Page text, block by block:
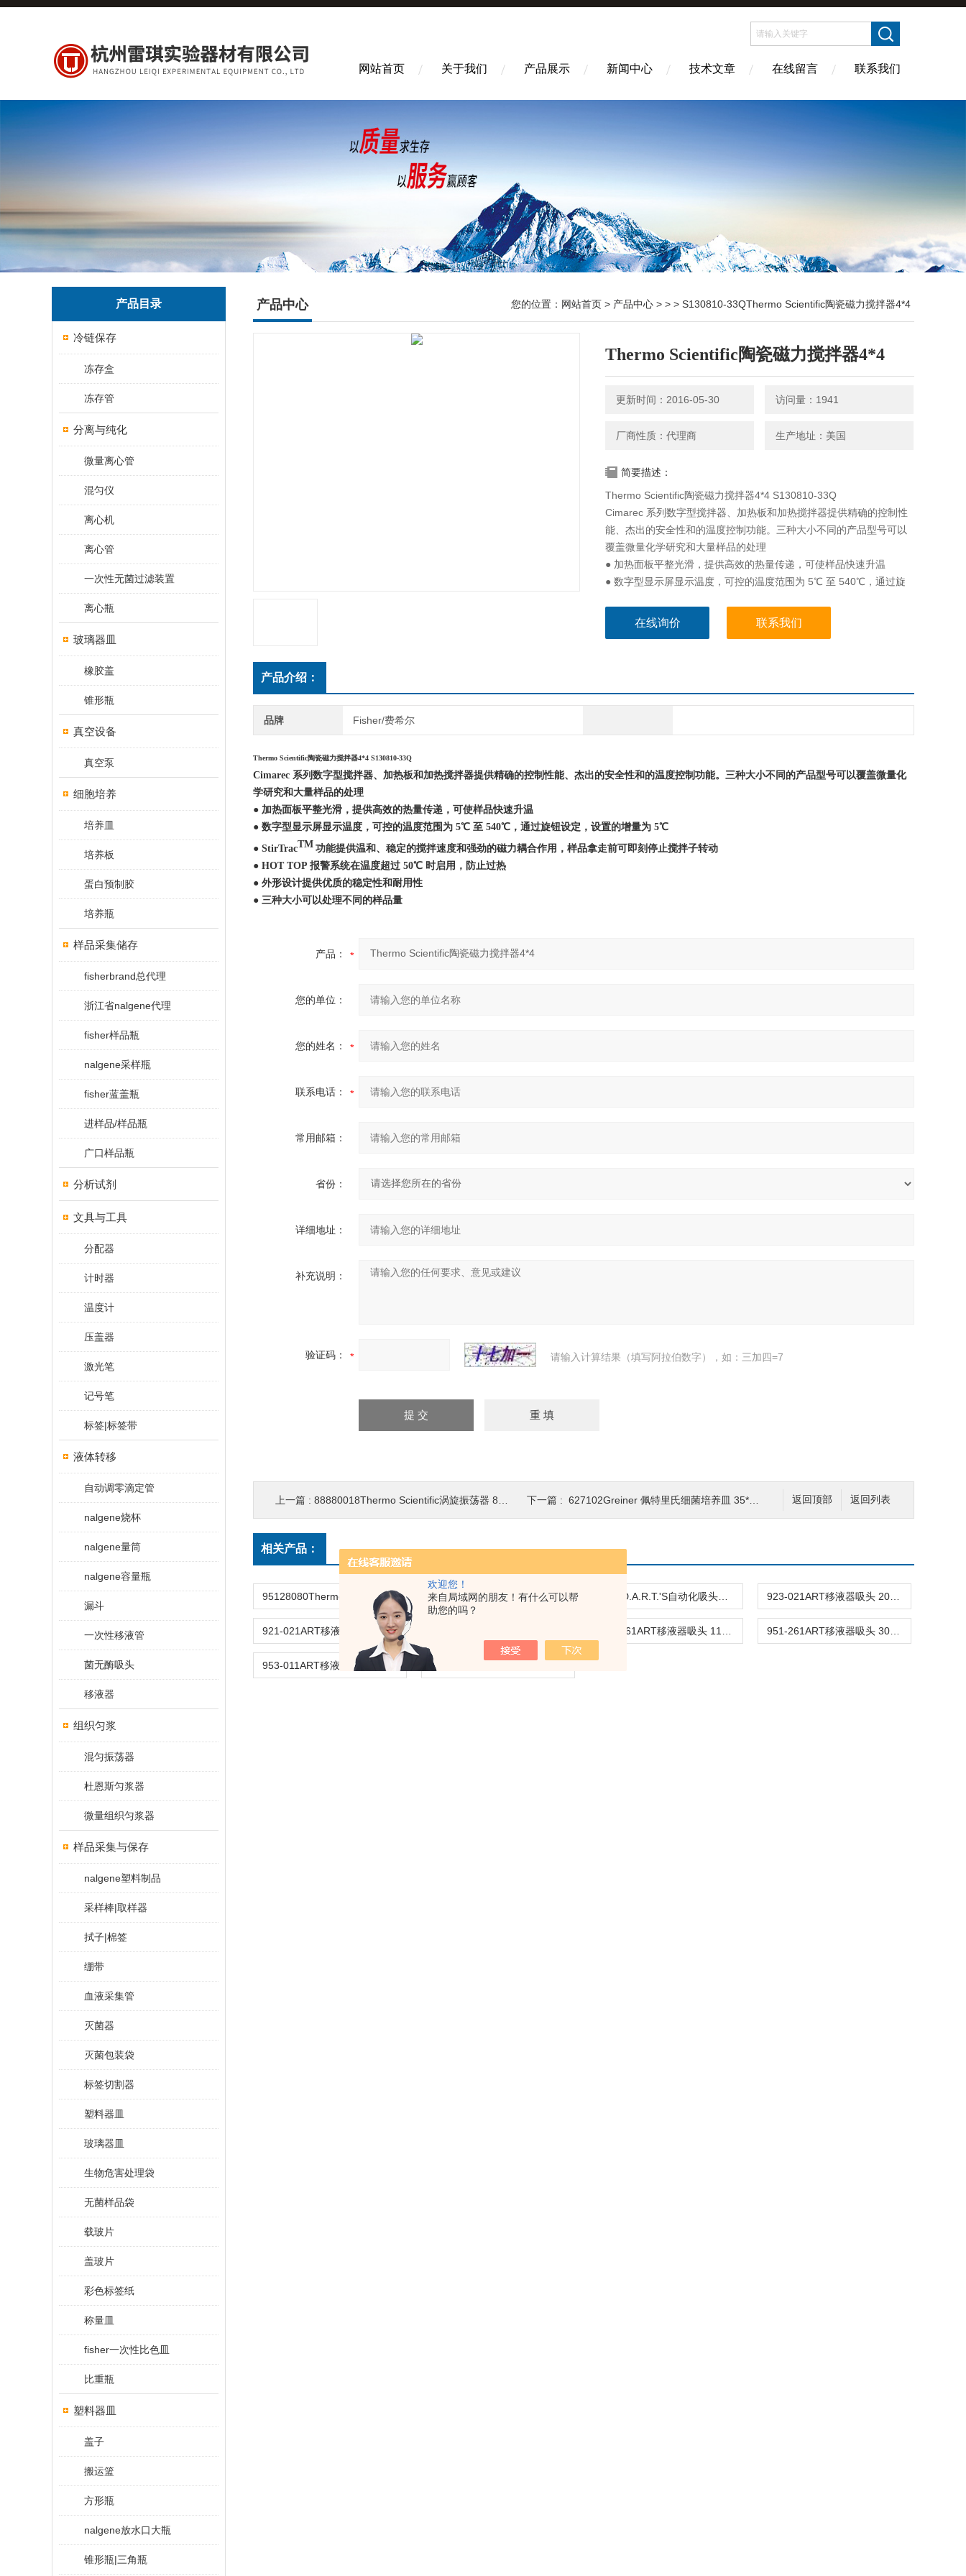
欢迎您！
来自局域网的朋友！有什么可以帮
助您的吗？
网站首页 关于我们 产品展示 新闻中心 技术文章 在线留言 联系我们
产品目录
冷链保存
冻存盒
冻存管
分离与纯化
微量离心管
混匀仪
离心机
离心管
一次性无菌过滤装置
离心瓶
玻璃器皿
橡胶盖
锥形瓶
真空设备
真空泵
细胞培养
培养皿
培养板
蛋白预制胶
培养瓶
样品采集储存
fisherbrand总代理
浙江省nalgene代理
fisher样品瓶
nalgene采样瓶
fisher蓝盖瓶
进样品/样品瓶
广口样品瓶
分析试剂
文具与工具
分配器
计时器
温度计
压盖器
激光笔
记号笔
标签|标签带
液体转移
自动调零滴定管
nalgene烧杯
nalgene量筒
nalgene容量瓶
漏斗
一次性移液管
菌无酶吸头
移液器
组织匀浆
混匀振荡器
杜恩斯匀浆器
微量组织匀浆器
样品采集与保存
nalgene塑料制品
采样棒|取样器
拭子|棉签
绷带
血液采集管
灭菌器
灭菌包装袋
标签切割器
塑料器皿
玻璃器皿
生物危害处理袋
无菌样品袋
载玻片
盖玻片
彩色标签纸
称量皿
fisher一次性比色皿
比重瓶
塑料器皿
盖子
搬运篮
方形瓶
nalgene放水口大瓶
锥形瓶|三角瓶
产品中心 您的位置： 网站首页 > 产品中心 > > > S130810-33QThermo Scientific陶瓷磁力搅拌器4*4
Thermo Scientific陶瓷磁力搅拌器4*4
更新时间：2016-05-30 访问量：1941
厂商性质：代理商 生产地址：美国
简要描述：
Thermo Scientific陶瓷磁力搅拌器4*4 S130810-33Q
Cimarec 系列数字型搅拌器、加热板和加热搅拌器提供精确的控制性
能、杰出的安全性和的温度控制功能。三种大小不同的产品型号可以
覆盖微量化学研究和大量样品的处理
● 加热面板平整光滑，提供高效的热量传递，可使样品快速升温
● 数字型显示屏显示温度，可控的温度范围为 5℃ 至 540℃，通过旋
在线询价 联系我们
产品介绍：
品牌 Fisher/费希尔
Thermo Scientific陶瓷磁力搅拌器4*4 S130810-33Q
Cimarec 系列数字型搅拌器、加热板和加热搅拌器提供精确的控制性能、杰出的安全性和的温度控制功能。三种大小不同的产品型号可以覆盖微量化
学研究和大量样品的处理
● 加热面板平整光滑，提供高效的热量传递，可使样品快速升温
● 数字型显示屏显示温度，可控的温度范围为 5℃ 至 540℃，通过旋钮设定，设置的增量为 5℃
● StirTracTM 功能提供温和、稳定的搅拌速度和强劲的磁力耦合作用，样品拿走前可即刻停止搅拌子转动
● HOT TOP 报警系统在温度超过 50℃ 时启用，防止过热
● 外形设计提供优质的稳定性和耐用性
● 三种大小可以处理不同的样品量
产品：
您的单位：
您的姓名：
联系电话：
常用邮箱：
省份：
详细地址：
补充说明：
验证码： 请输入计算结果（填写阿拉伯数字），如：三加四=7
返回列表
返回顶部
上一篇 : 88880018Thermo Scientific涡旋振荡器 88880018 下一篇 : 627102Greiner 佩特里氏细菌培养皿 35*10mm 627102
相关产品：
95128080Thermo 高温高压灭菌的一次性储液槽 1064-05-6Thermo 储液槽
921-021ART移液器吸头 100μL
953-011ART移液器吸头 1100μL